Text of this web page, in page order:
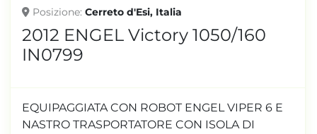
Posizione Cerreto d'Esi, Italia
2012 ENGEL Victory 1050/160
IN0799
EQUIPAGGIATA CON ROBOT ENGEL VIPER 6 E
NASTRO TRASPORTATORE CON ISOLA DI